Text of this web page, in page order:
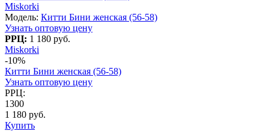
Miskorki
Модель: Китти Бини женская (56-58)
Узнать оптовую цену
РРЦ: 1 180 руб.
Miskorki
-10%
Китти Бини женская (56-58)
Узнать оптовую цену
РРЦ:
1300
1 180 руб.
Купить